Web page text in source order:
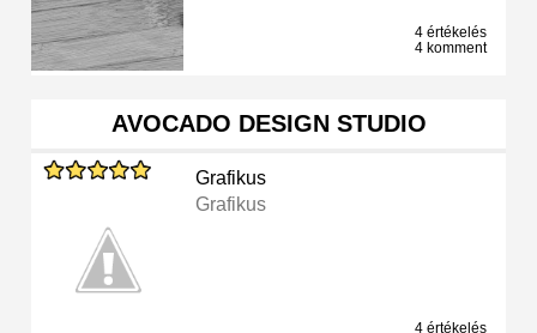
4 értékelés
4 komment
AVOCADO DESIGN STUDIO
Grafikus
Grafikus
4 értékelés